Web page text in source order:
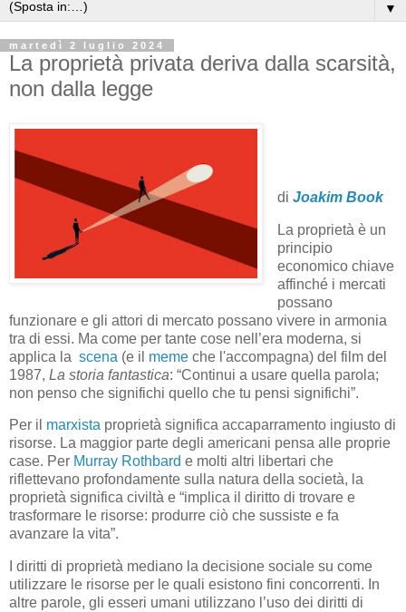
▼
martedì 2 luglio 2024
La proprietà privata deriva dalla scarsità,
non dalla legge
di Joakim Book
La proprietà è un
principio
economico chiave
affinché i mercati
possano
funzionare e gli attori di mercato possano vivere in armonia
tra di essi. Ma come per tante cose nell’era moderna, si
applica la scena (e il meme che l'accompagna) del film del
1987, La storia fantastica: “Continui a usare quella parola;
non penso che significhi quello che tu pensi significhi”.
Per il marxista proprietà significa accaparramento ingiusto di
risorse. La maggior parte degli americani pensa alle proprie
case. Per Murray Rothbard e molti altri libertari che
riflettevano profondamente sulla natura della società, la
proprietà significa civiltà e “implica il diritto di trovare e
trasformare le risorse: produrre ciò che sussiste e fa
avanzare la vita”.
I diritti di proprietà mediano la decisione sociale su come
utilizzare le risorse per le quali esistono fini concorrenti. In
altre parole, gli esseri umani utilizzano l’uso dei diritti di